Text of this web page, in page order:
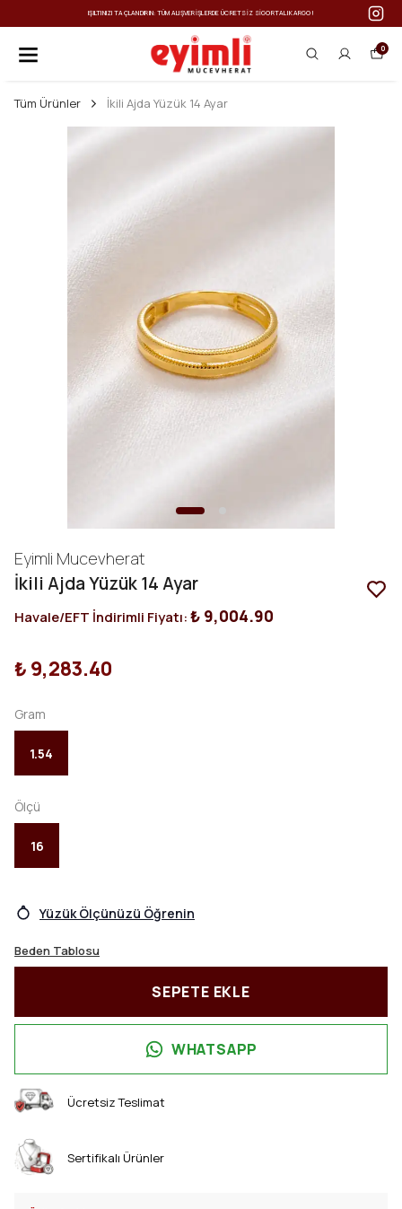
IŞILTINIZI TAÇLANDIRIN: TÜM ALIŞVERIŞLERDE ÜCRETSIZ SIGORTALI KARGO!
0
Tüm Ürünler İkili Ajda Yüzük 14 Ayar
Eyimli Mucevherat
İkili Ajda Yüzük 14 Ayar
Havale/EFT İndirimli Fiyatı:₺ 9,004.90
₺ 9,283.40
Gram
1.54
Ölçü
16
Yüzük Ölçünüzü Öğrenin
Beden Tablosu
SEPETE EKLE
WHATSAPP
Ücretsiz Teslimat
Sertifikalı Ürünler